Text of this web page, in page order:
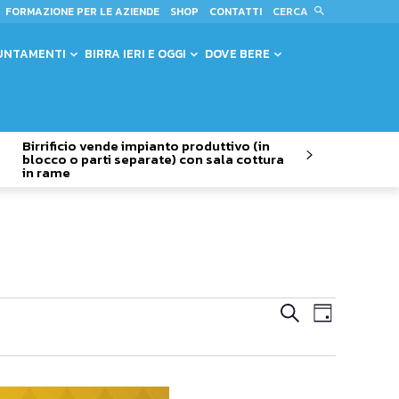
FORMAZIONE PER LE AZIENDE SHOP CONTATTI CERCA
BIRRA IERI E OGGI DOVE BERE
Birrificio vende impianto produttivo (in
blocco o parti separate) con sala cottura
in rame
Eventi
Ricerca
CercaEvento
Giorno